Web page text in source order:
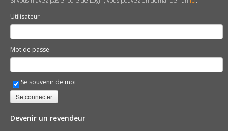
Utilisateur
Mot de passe
Se souvenir de moi
Se connecter
Devenir un revendeur